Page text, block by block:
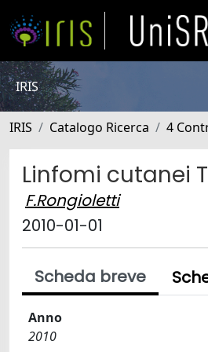
IRIS
IRIS Catalogo Ricerca 4
Linfomi cutanei T
F.Rongioletti
2010-01-01
Scheda breve
Anno
2010